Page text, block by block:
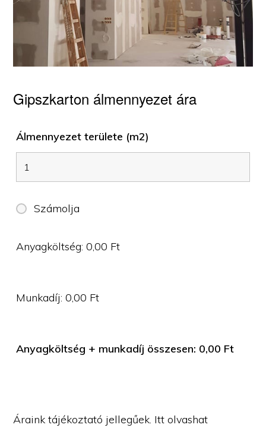
Gipszkarton álmennyezet ára
Álmennyezet területe (m2)
Számolja
Anyagköltség:0,00 Ft
Munkadíj:0,00 Ft
Anyagköltség + munkadíj összesen: 0,00 Ft
Áraink tájékoztató jellegűek. Itt olvashat